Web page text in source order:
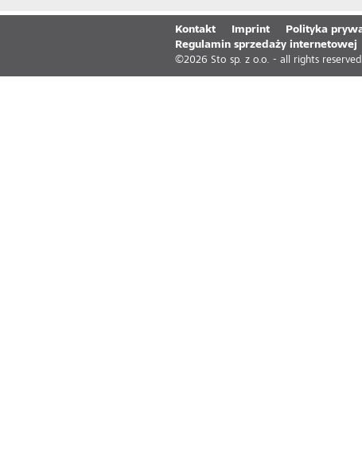
Kontakt Imprint Polityka
Regulamin sprzedaży internetowej
©2026 Sto sp. z o.o. - all rights reserved